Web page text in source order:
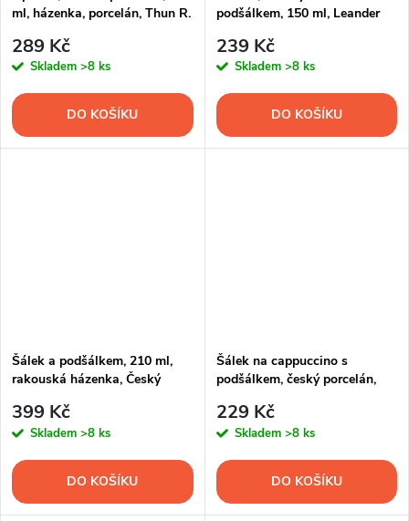
ml, házenka, porcelán, Thun R.
289 Kč
Skladem >8 ks
DO KOŠÍKU
podšálkem, 150 ml, Leander
239 Kč
Skladem >8 ks
DO KOŠÍKU
Šálek a podšálkem, 210 ml,
rakouská házenka, Český
399 Kč
Skladem >8 ks
DO KOŠÍKU
Šálek na cappuccino s
podšálkem, český porcelán,
229 Kč
Skladem >8 ks
DO KOŠÍKU